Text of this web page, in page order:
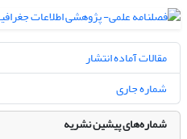
مقالات آماده انتشار
شماره جاری
شماره‌های پیشین نشریه